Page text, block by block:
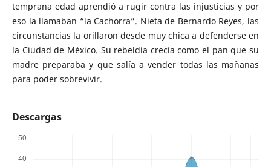
temprana edad aprendió a rugir contra las injusticias y por
eso la llamaban “la Cachorra”. Nieta de Bernardo Reyes, las
circunstancias la orillaron desde muy chica a defenderse en
la Ciudad de México. Su rebeldía crecía como el pan que su
madre preparaba y que salía a vender todas las mañanas
para poder sobrevivir.
Descargas